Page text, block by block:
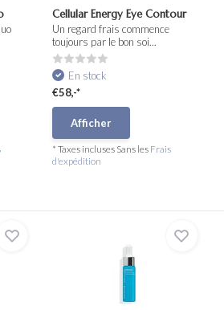
Cellular Energy Eye Contour
Un regard frais commence
toujours par le bon soi...
En stock
€58,-*
Afficher
* Taxes incluses Sans les Frais
d'expédition